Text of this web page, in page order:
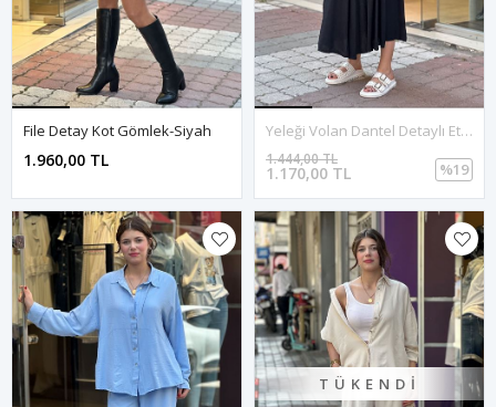
File Detay Kot Gömlek-Siyah
1.960,00 TL
Yeleği Volan Dantel Detaylı Etekli Takım-Siyah
1.170,00 TL
1.444,00 TL
%19
TÜKENDI